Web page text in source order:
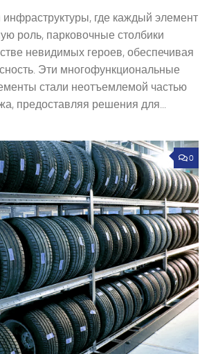
где каждый элемент
роль, парковочные столбики
невидимых героев, обеспечивая
Эти многофункциональные
стали неотъемлемой частью
предоставляя решения для...
0